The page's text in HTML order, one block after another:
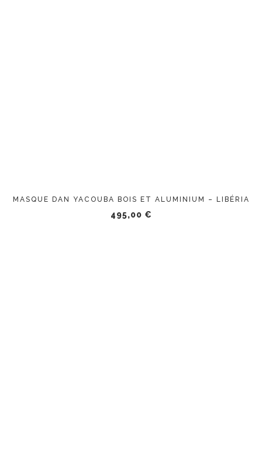
MASQUE DAN YACOUBA BOIS ET ALUMINIUM – LIBÉRIA
495,00 €